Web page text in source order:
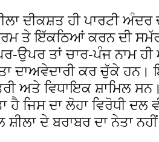
ਦੀਕਸ਼ਤ ਹੀ ਪਾਰਟੀ
ਤੇ ਇੱਕਠਿਆਂ ਕਰਨ ਦੀ
ਉਪਰ ਤਾਂ ਚਾਰ-ਪੰਜ ਨਾਮ
ਦਾਅਵੇਦਾਰੀ ਕਰ ਚੁੱਕੇ ਹਨ।
ਅਤੇ ਵਿਧਾਇਕ ਸ਼ਾਮਿਲ
ਹੈ ਜਿਸ ਦਾ ਲੋਹਾ ਵਿਰੋਧੀ
ਦੇ ਬਰਾਬਰ ਦਾ ਨੇਤਾ